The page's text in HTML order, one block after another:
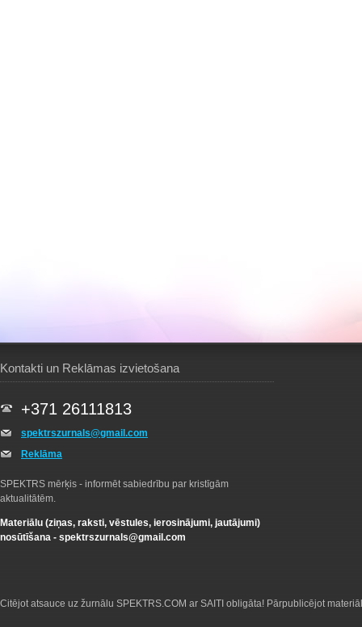
Kontakti un Reklāmas izvietošana
+371 26111813
spektrszurnals@gmail.com
Reklāma
SPEKTRS mērķis - informēt sabiedrību par kristīgām
aktualitātēm.
Materiālu (ziņas, raksti, vēstules, ierosinājumi, jautājumi)
nosūtīšana - spektrszurnals@gmail.com
Citējot atsauce uz žurnālu SPEKTRS.COM ar SAITI obligāta! Pārpublicējot